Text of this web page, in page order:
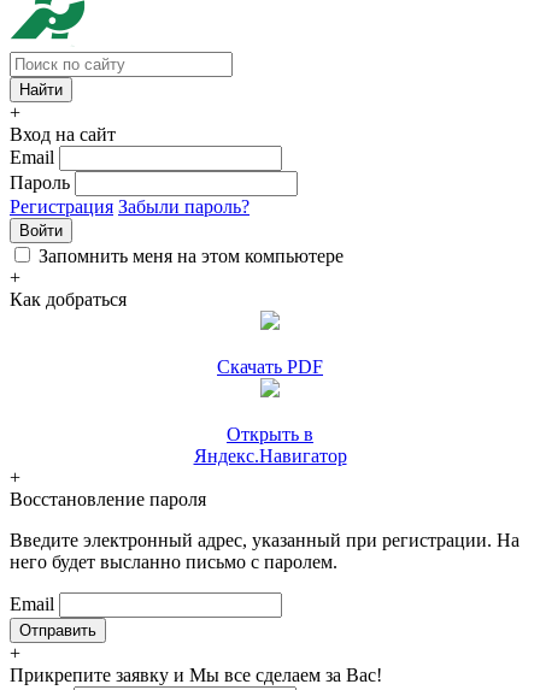
+
Вход на сайт
Email
Пароль
Регистрация Забыли пароль?
Войти
Запомнить меня на этом компьютере
+
Как добраться
Скачать PDF
Открыть в
Яндекс.Навигатор
+
Восстановление пароля
Введите электронный адрес, указанный при регистрации. На
него будет высланно письмо с паролем.
Email
+
Прикрепите заявку и Мы все сделаем за Вас!